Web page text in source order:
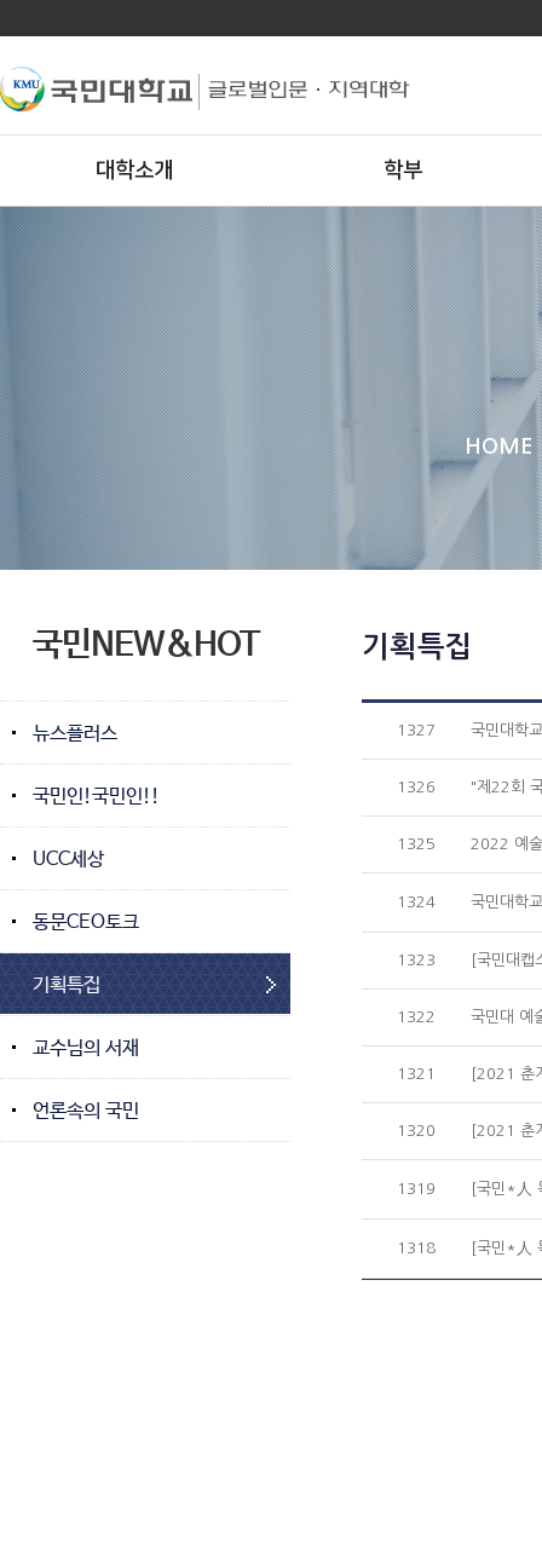
대학소개 학부
HOME
국민NEW&HOT
뉴스플러스
국민인!국민인!!
UCC세상
동문CEO토크
기획특집
교수님의 서재
언론속의 국민
기획특집
1327 국민대학
1326 "제22회
1325 2022 예
1324 국민대학
1323 [국민대캡
1322 국민대 예
1321 [2021 춘
1320 [2021 춘
1319 [국민*人
1318 [국민*人